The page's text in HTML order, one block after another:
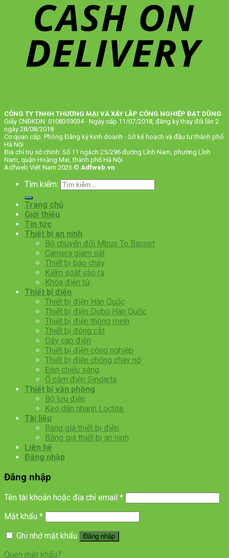
CÔNG TY TNHH THƯƠNG MẠI VÀ XÂY LẮP CÔNG NGHIỆP ĐẠT DŨNG
Giấy CNĐKDN: 0108359034 - Ngày cấp 11/07/2018, đăng ký thay đổi lần 2
ngày 28/08/2018.
Cơ quan cấp: Phòng Đăng ký kinh doanh - Sở kế hoạch và đầu tư thành phố
Hà Nội
Địa chỉ trụ sở chính: Số 11 ngách 25/296 đường Lĩnh Nam, phường Lĩnh
Nam, quận Hoàng Mai, thành phố Hà Nội
Adfweb Việt Nam 2026 © Adfweb.vn
Tìm kiếm:
Trang chủ
Giới thiệu
Tin tức
Thiết bị an ninh
Bộ chuyển đổi Mbus To Bacnet
Camera giám sát
Thiết bị báo cháy
Kiểm soát vào ra
Khóa điện tử
Thiết bị điện
Thiết bị điện Hàn Quốc
Thiết bị điện Dobo Hàn Quốc
Thiết bị điện thông minh
Thiết bị đóng cắt
Dây cáp điện
Thiết bị điện công nghiệp
Thiết bị điện chống cháy nổ
Đèn chiếu sáng
Ổ cắm điện Sindarta
Thiết bị văn phòng
Bộ lưu điện
Keo dán nhanh Loctite
Tài liệu
Bàng giá thiết bị điện
Bảng giá thiết bị an ninh
Liên hệ
Đăng nhập
Đăng nhập
Tên tài khoản hoặc địa chỉ email *
Mật khẩu *
Ghi nhớ mật khẩu
Đăng nhập
Quên mật khẩu?